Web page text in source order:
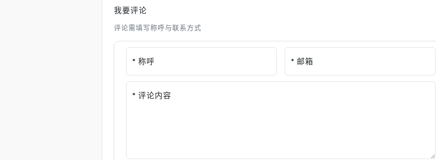
我要评论
评论需填写称呼与联系方式
* 称呼 * 邮箱
* 评论内容